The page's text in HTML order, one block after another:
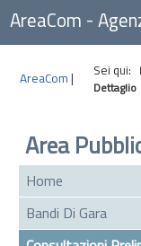
AreaCom -
AreaCom | Sei qui:
Dettaglio
Area
Home
Bandi Di Gara